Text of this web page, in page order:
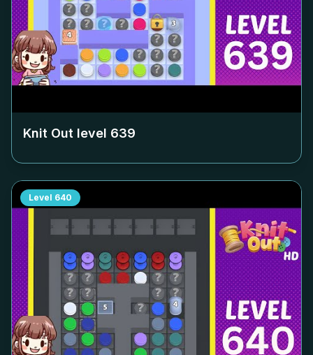
Knit Out level 639
Level 640